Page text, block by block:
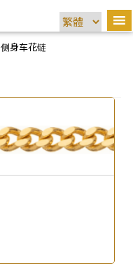
侧身车花链